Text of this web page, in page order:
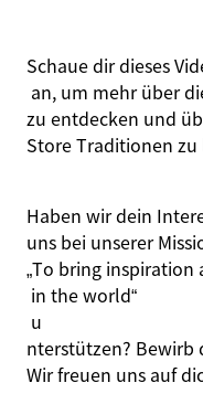
Schaue dir dieses
an, um mehr über
zu entdecken und
Store Traditionen zu
Haben wir dein
uns bei unserer
„To bring inspiration
in theworld“
u
nterstützen? Bewirb
Wir freuen uns auf